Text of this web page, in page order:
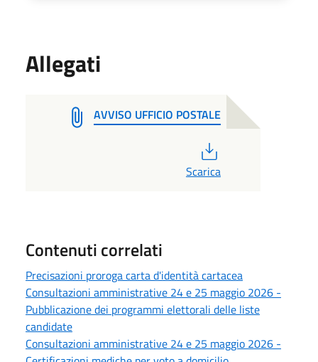
Allegati
AVVISO UFFICIO POSTALE
Scarica
Contenuti correlati
Precisazioni proroga carta d'identità cartacea
Consultazioni amministrative 24 e 25 maggio 2026 -
Pubblicazione dei programmi elettorali delle liste
candidate
Consultazioni amministrative 24 e 25 maggio 2026 -